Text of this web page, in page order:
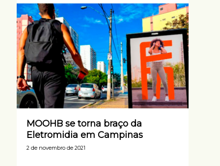
MOOHB se torna braço da
Eletromidia em Campinas
2 de novembro de 2021